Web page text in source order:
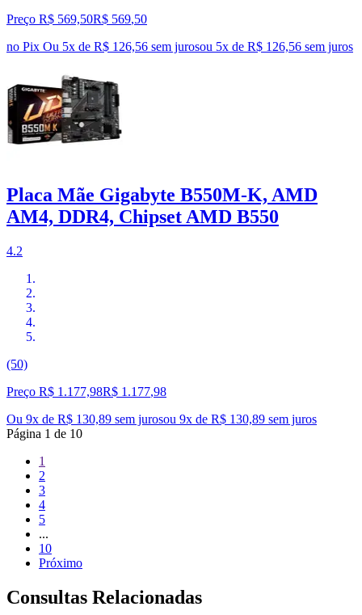
Preço R$ 569,50R$ 569,50
no Pix Ou 5x de R$ 126,56 sem jurosou 5x de R$ 126,56 sem juros
Placa Mãe Gigabyte B550M-K, AMD
AM4, DDR4, Chipset AMD B550
4.2
(50)
Preço R$ 1.177,98R$ 1.177,98
Ou 9x de R$ 130,89 sem jurosou 9x de R$ 130,89 sem juros
Página 1 de 10
1
2
3
4
5
...
10
Próximo
Consultas Relacionadas